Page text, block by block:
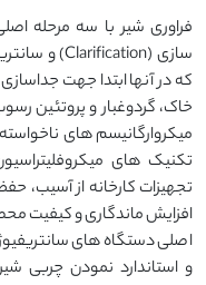
که در آنها ابتدا جهت
خاک، گردوغبار و پروتئین
میکروارگانیسم های
تکنیک های
تجهیزات کارخانه از آسیب،
افزایش ماندگاری و کیفیت
اصلی دستگاه های
و استاندارد نمودن چربی